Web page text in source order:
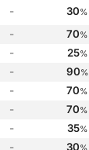
- 30%
- 70%
- 25%
- 90%
- 70%
- 70%
- 35%
- 30